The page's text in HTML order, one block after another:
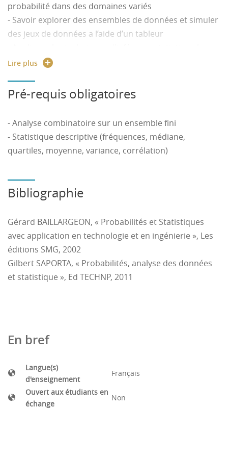
probabilité dans des domaines variés
- Savoir explorer des ensembles de données et simuler
des jeux de données a l’aide d’un tableur
plus répandues : estimation par intervalles de
Lire plus
Pré-requis obligatoires
- Analyse combinatoire sur un ensemble fini
- Statistique descriptive (fréquences, médiane,
quartiles, moyenne, variance, corrélation)
Bibliographie
Gérard BAILLARGEON, « Probabilités et Statistiques
avec application en technologie et en ingénierie », Les
éditions SMG, 2002
Gilbert SAPORTA, « Probabilités, analyse des données
et statistique », Ed TECHNP, 2011
En bref
Langue(s)
d'enseignement
Français
Ouvert aux étudiants en
échange
Non